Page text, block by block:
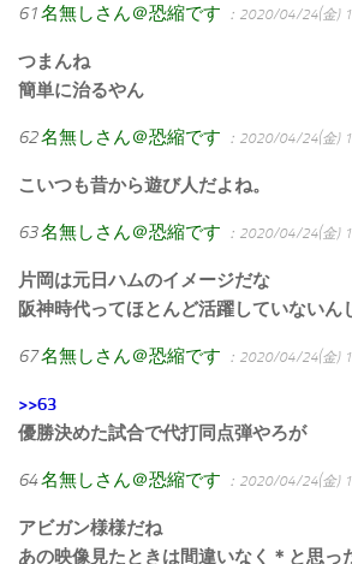
61名無しさん＠恐縮です ：2020/04/24(金)
つまんね
簡単に治るやん
62名無しさん＠恐縮です ：2020/04/24(金)
こいつも昔から遊び人だよね。
63名無しさん＠恐縮です ：2020/04/24(金)
片岡は元日ハムのイメージだな
阪神時代ってほとんど活躍していないん
67名無しさん＠恐縮です ：2020/04/24(金)
>>63
優勝決めた試合で代打同点弾やろが
64名無しさん＠恐縮です ：2020/04/24(金)
アビガン様様だね
あの映像見たときは間違いなく＊と思っ